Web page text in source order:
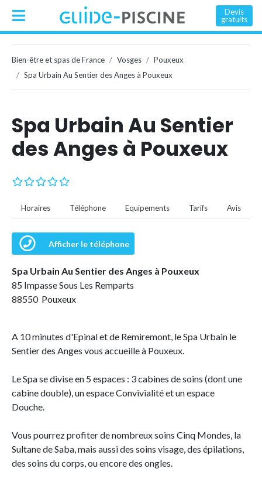
Devis
gratuits
Bien-être et spas de France Vosges
Pouxeux
Spa Urbain Au Sentier des Anges à Pouxeux
Spa Urbain Au Sentier
des Anges à Pouxeux
Horaires Téléphone Equipements Tarifs Avis
Afficher le téléphone
Spa Urbain Au Sentier des Anges à Pouxeux
85 Impasse Sous Les Remparts
88550 Pouxeux
A 10 minutes d'Epinal et de Remiremont, le Spa Urbain le
Sentier des Anges vous accueille à Pouxeux.
Le Spa se divise en 5 espaces : 3 cabines de soins (dont une
cabine double), un espace Convivialité et un espace
Douche.
Vous pourrez profiter de nombreux soins Cinq Mondes, la
Sultane de Saba, mais aussi des soins visage, des épilations,
des soins du corps, ou encore des ongles.